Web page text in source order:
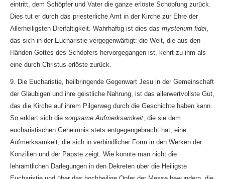
eintritt, dem Schöpfer und Vater die ganze erlöste Schöpfung zurück.
Dies tut er durch das priesterliche Amt in der Kirche zur Ehre der
Allerheiligsten Dreifaltigkeit. Wahrhaftig ist dies das mysterium fidei,
das sich in der Eucharistie vergegenwärtigt: die Welt, die aus den
Händen Gottes des Schöpfers hervorgegangen ist, kehrt zu ihm als
eine durch Christus erlöste zurück.
9. Die Eucharistie, heilbringende Gegenwart Jesu in der Gemeinschaft
der Gläubigen und ihre geistliche Nahrung, ist das allerwertvollste Gut,
das die Kirche auf ihrem Pilgerweg durch die Geschichte haben kann.
So erklärt sich die sorgsame Aufmerksamkeit, die sie dem
eucharistischen Geheimnis stets entgegengebracht hat; eine
Aufmerksamkeit, die sich in verbindlicher Form in den Werken der
Konzilien und der Päpste zeigt. Wie könnte man nicht die
lehramtlichen Darlegungen in den Dekreten über die Heiligste